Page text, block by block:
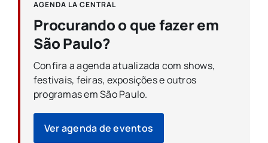
AGENDA LA CENTRAL
Procurando o que fazer em
São Paulo?
Confira a agenda atualizada com shows,
festivais, feiras, exposições e outros
programas em São Paulo.
Ver agenda de eventos